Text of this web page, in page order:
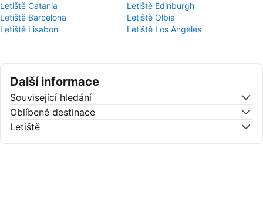
Letiště Catania
Letiště Edinburgh
Letiště Barcelona
Letiště Olbia
Letiště Lisabon
Letiště Los Angeles
Další informace
Související hledání
Oblíbené destinace
Letiště